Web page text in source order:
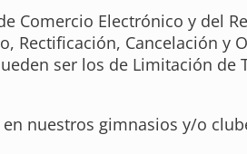
Comercio Electrónico y del
Rectificación, Cancelación y
ser los de Limitación de
nuestros gimnasios y/o